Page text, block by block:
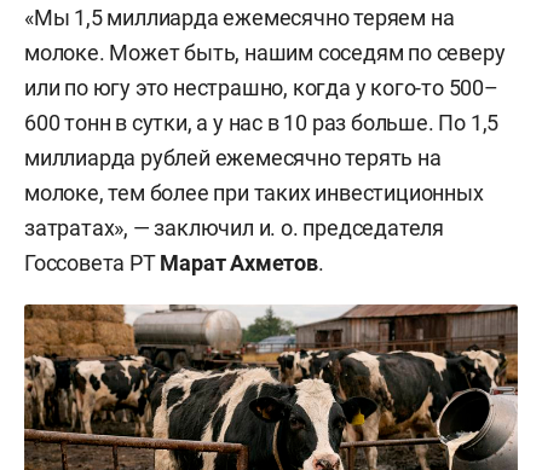
«Мы 1,5 миллиарда ежемесячно теряем на
молоке. Может быть, нашим соседям по северу
или по югу это нестрашно, когда у кого-то 500–
600 тонн в сутки, а у нас в 10 раз больше. По 1,5
миллиарда рублей ежемесячно терять на
молоке, тем более при таких инвестиционных
затратах», — заключил и. о. председателя
Госсовета РТМарат Ахметов.